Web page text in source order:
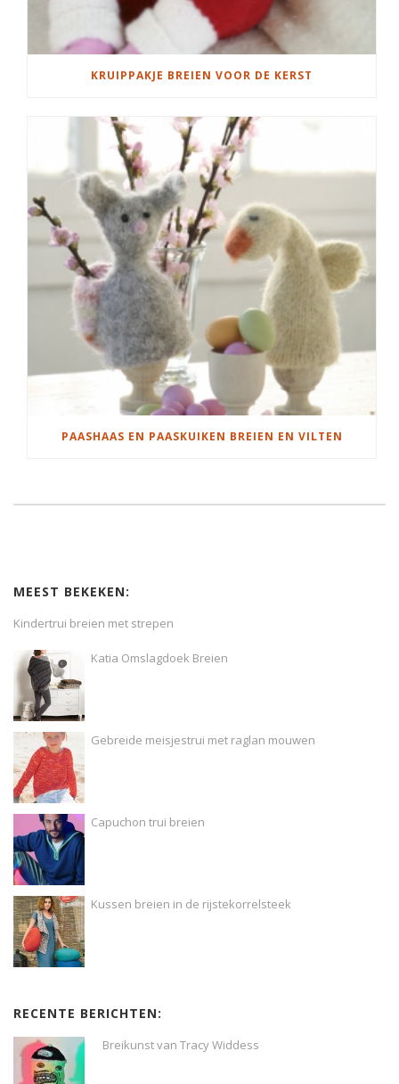
KRUIPPAKJE BREIEN VOOR DE KERST
PAASHAAS EN PAASKUIKEN BREIEN EN VILTEN
MEEST BEKEKEN:
Kindertrui breien met strepen
Katia Omslagdoek Breien
Gebreide meisjestrui met raglan mouwen
Capuchon trui breien
Kussen breien in de rijstekorrelsteek
RECENTE BERICHTEN:
Breikunst van Tracy Widdess